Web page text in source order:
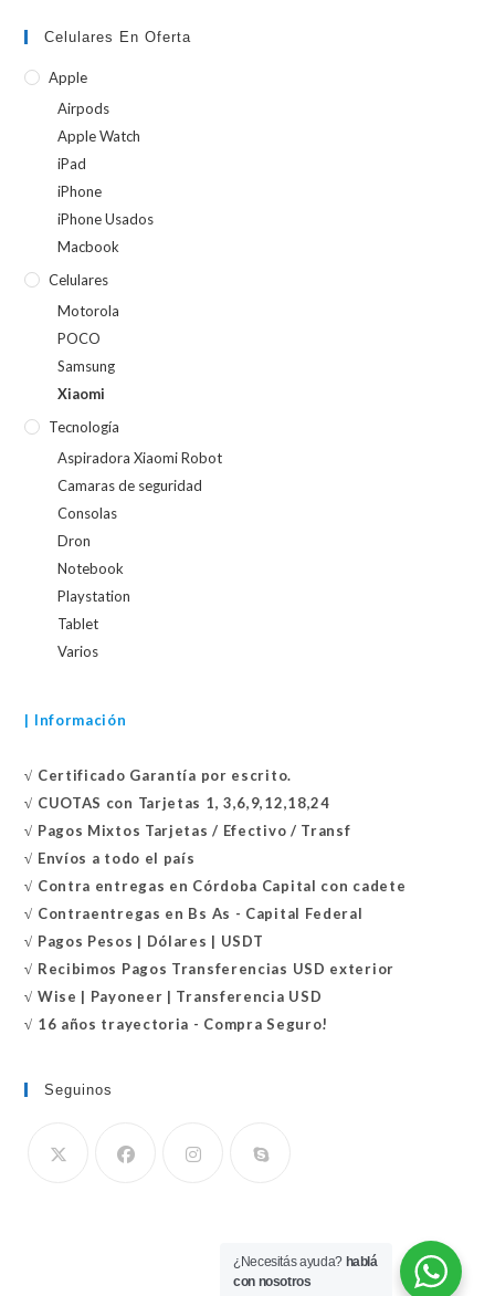
Celulares En Oferta
Apple
Airpods
Apple Watch
iPad
iPhone
iPhone Usados
Macbook
Celulares
Motorola
POCO
Samsung
Xiaomi
Tecnología
Aspiradora Xiaomi Robot
Camaras de seguridad
Consolas
Dron
Notebook
Playstation
Tablet
Varios
| Información
√ Certificado Garantía por escrito.
√ CUOTAS con Tarjetas 1, 3,6,9,12,18,24
√ Pagos Mixtos Tarjetas / Efectivo / Transf
√ Envíos a todo el país
√ Contra entregas en Córdoba Capital con cadete
√ Contraentregas en Bs As - Capital Federal
√ Pagos Pesos | Dólares | USDT
√ Recibimos Pagos Transferencias USD exterior
√ Wise | Payoneer | Transferencia USD
√ 16 años trayectoria - Compra Seguro!
Seguinos
tu
¿Necesitás ayuda? hablá
con nosotros